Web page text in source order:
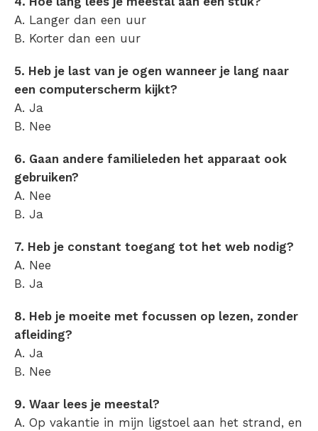
A. Langer dan een uur
B. Korter dan een uur
5. Heb je last van je ogen wanneer je lang naar
een computerscherm kijkt?
A. Ja
B. Nee
6. Gaan andere familieleden het apparaat ook
gebruiken?
A. Nee
B. Ja
7. Heb je constant toegang tot het web nodig?
A. Nee
B. Ja
8. Heb je moeite met focussen op lezen, zonder
afleiding?
A. Ja
B. Nee
9. Waar lees je meestal?
A. Op vakantie in mijn ligstoel aan het strand, en